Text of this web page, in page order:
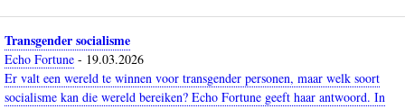
Transgender socialisme
Echo Fortune - 19.03.2026
Er valt een wereld te winnen voor transgender personen, maar welk soort
socialisme kan die wereld bereiken? Echo Fortune geeft haar antwoord. In